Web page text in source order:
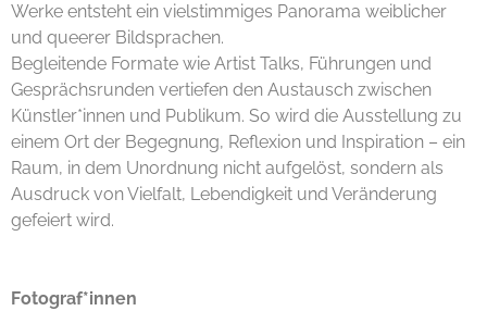
Werke entsteht ein vielstimmiges Panorama weiblicher
und queerer Bildsprachen.
Begleitende Formate wie Artist Talks, Führungen und
Gesprächsrunden vertiefen den Austausch zwischen
Künstler*innen und Publikum. So wird die Ausstellung zu
einem Ort der Begegnung, Reflexion und Inspiration – ein
Raum, in dem Unordnung nicht aufgelöst, sondern als
Ausdruck von Vielfalt, Lebendigkeit und Veränderung
gefeiert wird.
Fotograf*innen